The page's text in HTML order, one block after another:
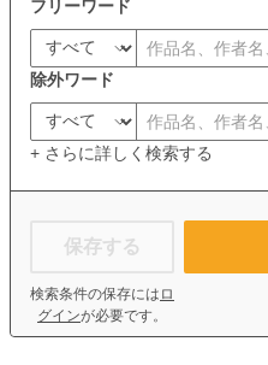
フリーワード
除外ワード
+ さらに詳しく検索する
保存する
検索条件の保存には ロ
グインが必要です。